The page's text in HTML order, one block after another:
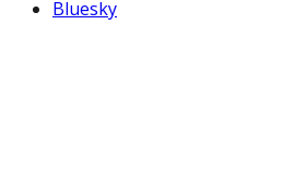
Bluesky